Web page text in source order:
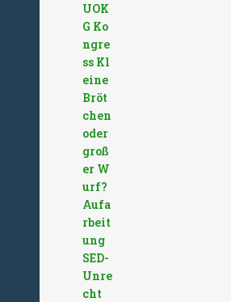
UOK
G Ko
ngre
ss Kl
eine
Bröt
chen
oder
groß
er W
urf?
Aufa
rbeit
ung
SED-
Unre
cht